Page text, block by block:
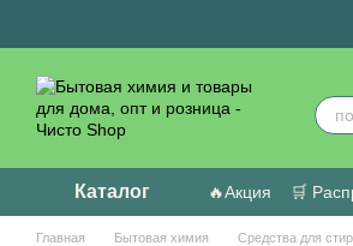
Каталог 🔥Акция 🛒
Главная Бытовая химия Средства для